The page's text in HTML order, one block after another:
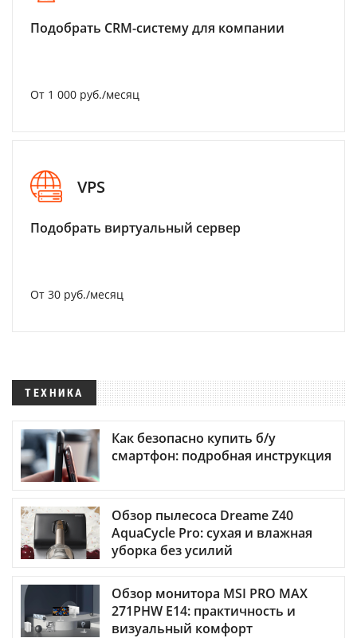
Подобрать CRM-систему для компании
От 1 000 руб./месяц
VPS
Подобрать виртуальный сервер
От 30 руб./месяц
ТЕХНИКА
Как безопасно купить б/у
смартфон: подробная инструкция
Обзор пылесоса Dreame Z40
AquaCycle Pro: сухая и влажная
уборка без усилий
Обзор монитора MSI PRO MAX
271PHW E14: практичность и
визуальный комфорт